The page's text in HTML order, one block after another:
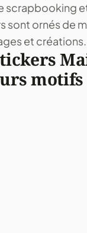
scrapbooking
sont ornés de
et créations.
motifs